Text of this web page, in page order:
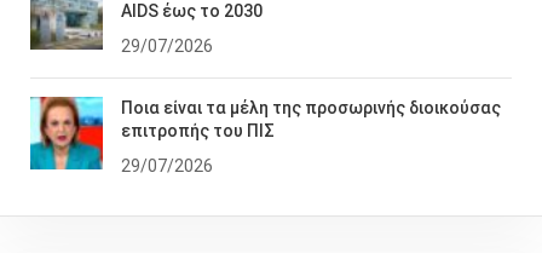
AIDS έως το 2030
29/07/2026
Ποια είναι τα μέλη της προσωρινής διοικούσας
επιτροπής του ΠΙΣ
29/07/2026